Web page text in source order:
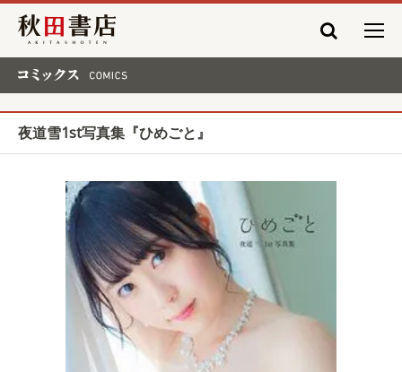
秋田書店
夜道雪1st写真集『ひめごと』